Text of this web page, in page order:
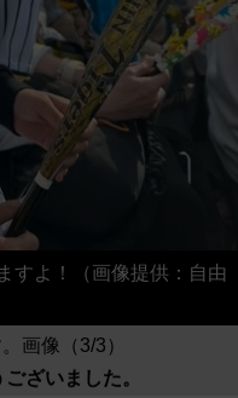
すよ！（画像提供：自由
画像（3/3）
ざいました。